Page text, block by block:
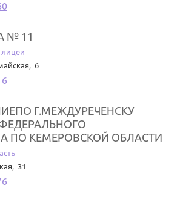
№ 11
6
Г.МЕЖДУРЕЧЕНСКУ
ПО КЕМЕРОВСКОЙ ОБЛАСТИ
31